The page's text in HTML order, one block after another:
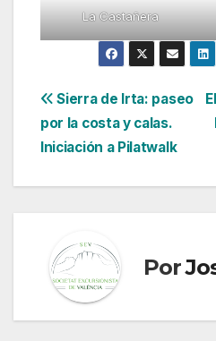
La Castañera
Navegación
de
entradas
Sierra de Irta: paseo
por la costa y calas.
Iniciación a Pilatwalk
Por